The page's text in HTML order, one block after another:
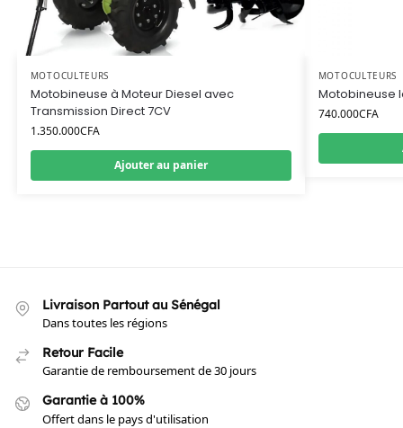
MOTOCULTEURS
Motobineuse à Moteur Diesel avec
Transmission Direct 7CV
1.350.000CFA
Ajouter au panier
MOTOCULTEURS
Motobineuse
740.000CFA
Livraison Partout au Sénégal
Dans toutes les régions
Retour Facile
Garantie de remboursement de 30 jours
Garantie à 100%
Offert dans le pays d'utilisation